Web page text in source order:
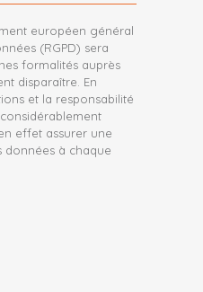
européen général
(RGPD) sera
formalités auprès
disparaître. En
et la responsabilité
effet assurer une
à chaque